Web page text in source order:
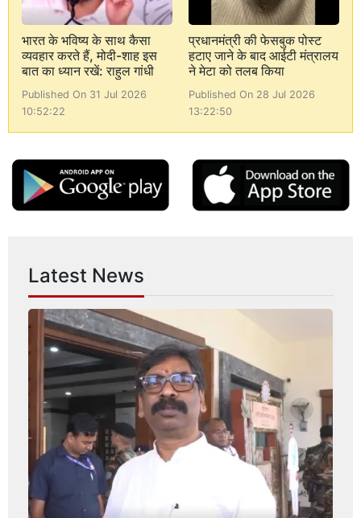
भारत के भविष्य के साथ कैसा
व्यवहार करते हैं, मोदी-शाह इस
बात का ध्यान रखें: राहुल गांधी
Published On 31 Jul 2026
10:52:22
प्रधानमंत्री की फेसबुक पोस्ट
हटाए जाने के बाद आईटी मंत्रालय
ने मेटा को तलब किया
Published On 28 Jul 2026
13:22:50
Latest News